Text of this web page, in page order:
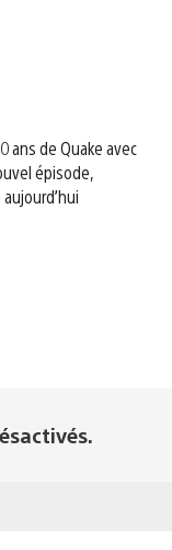
ans de Quake avec
épisode,